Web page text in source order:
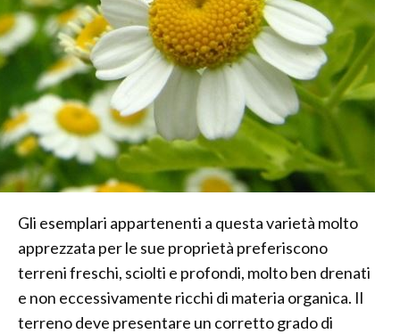
Gli esemplari appartenenti a questa varietà molto
apprezzata per le sue proprietà preferiscono
terreni freschi, sciolti e profondi, molto ben drenati
e non eccessivamente ricchi di materia organica. Il
terreno deve presentare un corretto grado di